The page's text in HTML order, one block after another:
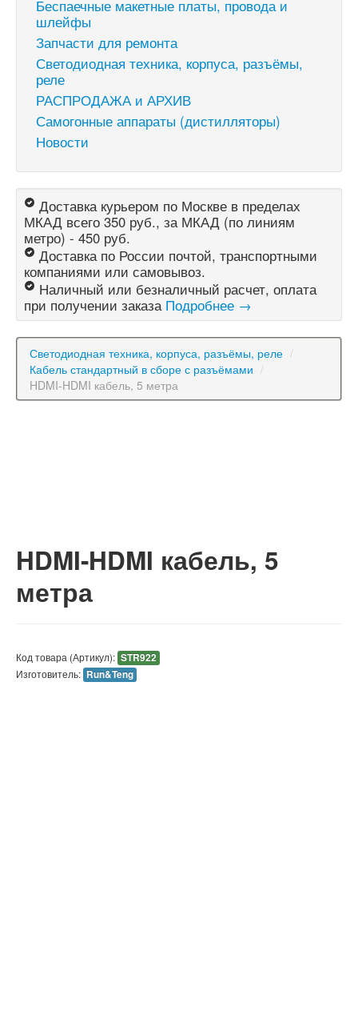
Беспаечные макетные платы, провода и
шлейфы
Запчасти для ремонта
Светодиодная техника, корпуса, разъёмы,
реле
РАСПРОДАЖА и АРХИВ
Самогонные аппараты (дистилляторы)
Новости
Доставка курьером по Москве в пределах
МКАД всего 350 руб., за МКАД (по линиям
метро) - 450 руб.
Доставка по России почтой, транспортными
компаниями или самовывоз.
Наличный или безналичный расчет, оплата
при получении заказа Подробнее →
Светодиодная техника, корпуса, разъёмы, реле /
Кабель стандартный в сборе с разъёмами /
HDMI-HDMI кабель, 5 метра
HDMI-HDMI кабель, 5
метра
Код товара (Артикул): STR922
Изготовитель: Run&Teng